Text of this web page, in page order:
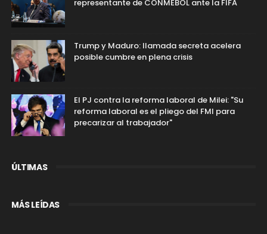
representante de CONMEBOL ante la FIFA
Trump y Maduro: llamada secreta acelera
posible cumbre en plena crisis
El PJ contra la reforma laboral de Milei: "Su
reforma laboral es el pliego del FMI para
precarizar al trabajador"
ÚLTIMAS
MÁS LEÍDAS